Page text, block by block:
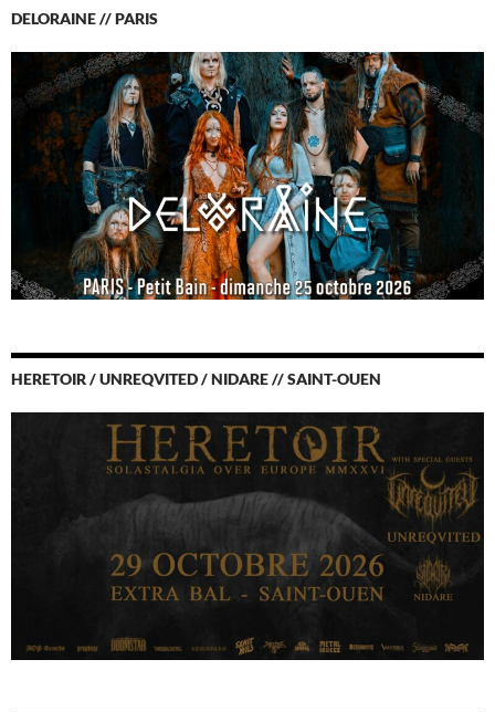
DELORAINE // PARIS
HERETOIR / UNREQVITED / NIDARE // SAINT-OUEN